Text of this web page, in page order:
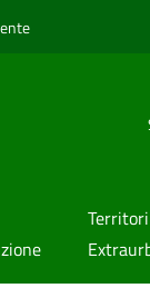
Territori